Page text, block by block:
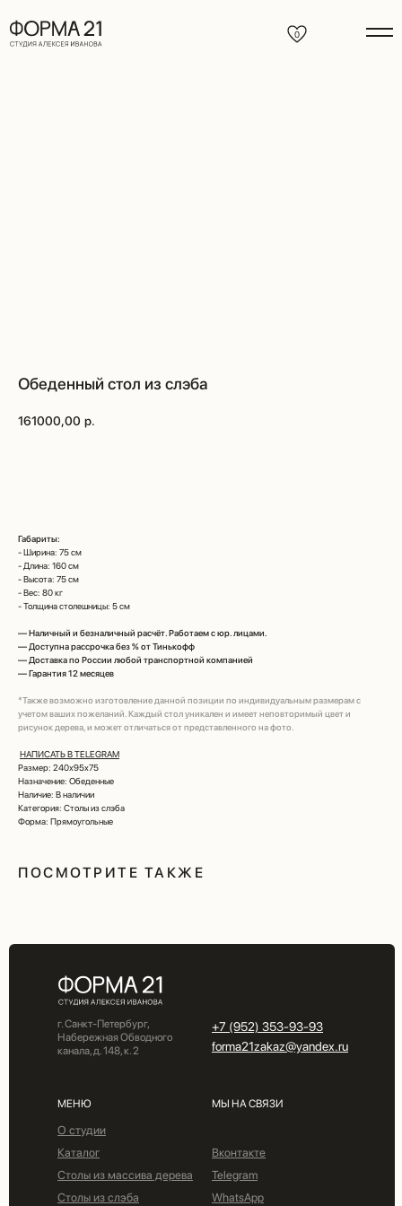
0
Обеденный стол из слэба
161000,00 р.
Габариты:
- Ширина: 75 см
- Длина: 160 см
- Высота: 75 см
- Вес: 80 кг
- Толщина столешницы: 5 см
—Наличный и безналичный расчёт. Работаем с юр. лицами.
— Доступна рассрочка без % от Тинькофф
— Доставка по России любой транспортной компанией
—Гарантия 12 месяцев
*Также возможно изготовление данной позиции по индивидуальным размерам с
учетом ваших пожеланий. Каждый стол уникален и имеет неповторимый цвет и
рисунок дерева, и может отличаться от представленного на фото.
НАПИСАТЬ В TELEGRAM
Размер: 240х95х75
Назначение: Обеденные
Наличие: В наличии
Категория: Столы из слэба
Форма: Прямоугольные
ПОСМОТРИТЕ ТАКЖЕ
+7 (952) 353-93-93
forma21zakaz@yandex.ru
г. Санкт-Петербург,
Набережная Обводного
канала, д. 148, к. 2
МЕНЮ
О студии
Каталог
Столы из массива дерева
Столы из слэба
МЫ НА СВЯЗИ
Вконтакте
WhatsApp
Telegram